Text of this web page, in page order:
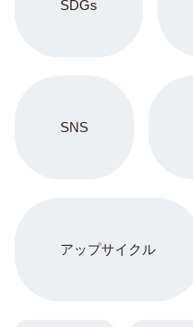
SDGs
SNS
アップサイクル